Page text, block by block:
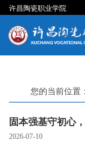
许昌陶瓷职业学院
您的当前位置：
2026-07-10